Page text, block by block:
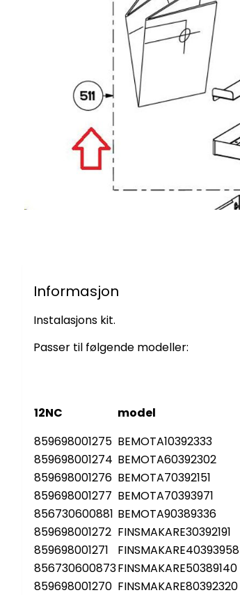
Informasjon
Instalasjons kit.
Passer til følgende modeller:
12NC
model
859698001275 BEMOTA10392333
859698001274 BEMOTA60392302
859698001276 BEMOTA70392151
859698001277 BEMOTA70393971
856730600881 BEMOTA90389336
859698001272 FINSMAKARE30392191
859698001271
FINSMAKARE40393958
856730600873FINSMAKARE50389140
859698001270 FINSMAKARE80392320